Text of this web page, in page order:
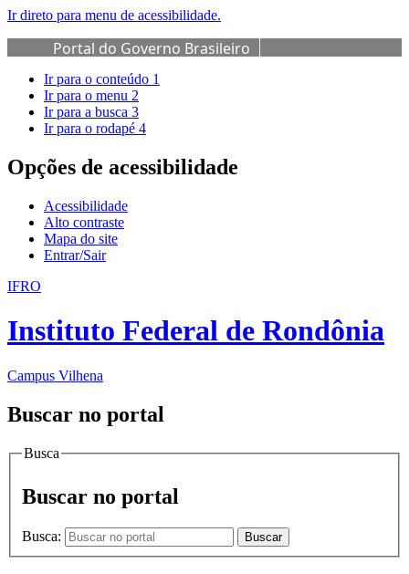
Ir direto para menu de acessibilidade.
Portal do Governo Brasileiro
Ir para o conteúdo 1
Ir para o menu 2
Ir para a busca 3
Ir para o rodapé 4
Opções de acessibilidade
Acessibilidade
Alto contraste
Mapa do site
Entrar/Sair
IFRO
Instituto Federal de Rondônia
Campus Vilhena
Buscar no portal
Busca
Buscar no portal
Busca: Buscar